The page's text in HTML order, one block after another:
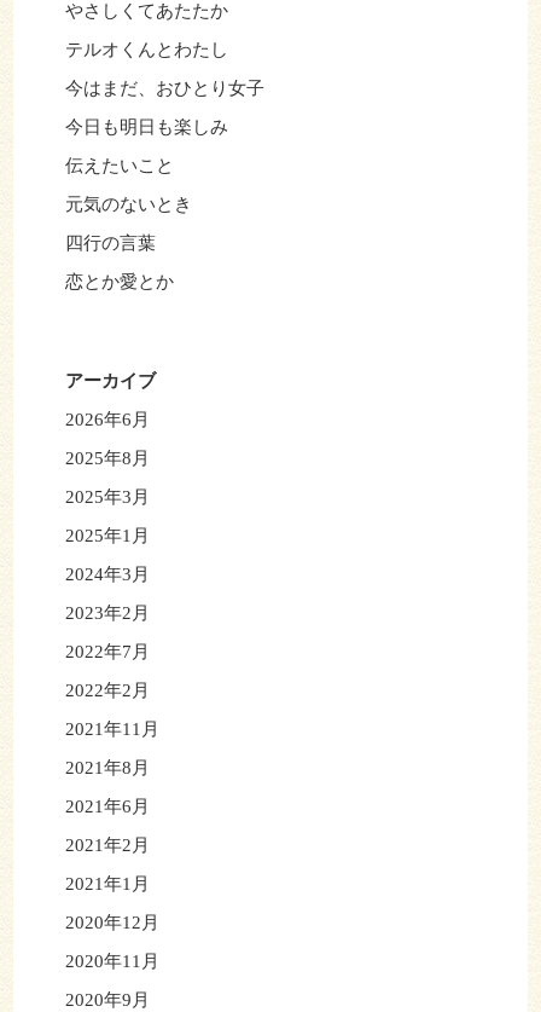
やさしくてあたたか
テルオくんとわたし
今はまだ、おひとり女子
今日も明日も楽しみ
伝えたいこと
元気のないとき
四行の言葉
恋とか愛とか
アーカイブ
2026年6月
2025年8月
2025年3月
2025年1月
2024年3月
2023年2月
2022年7月
2022年2月
2021年11月
2021年8月
2021年6月
2021年2月
2021年1月
2020年12月
2020年11月
2020年9月